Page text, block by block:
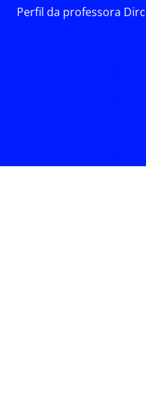
Perfil da professora